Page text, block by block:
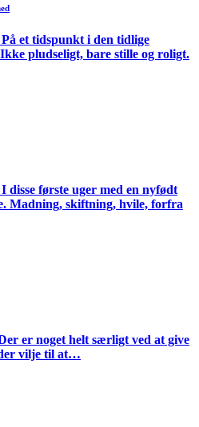
et tidspunkt i den tidlige
pludseligt, bare stille og roligt.
disse første uger med en nyfødt
Madning, skiftning, hvile, forfra
er noget helt særligt ved at give
vilje til at…